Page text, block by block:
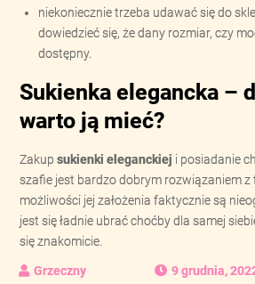
niekoniecznie trzeba udawać się do
dowiedzieć się, że dany rozmiar, czy
dostępny.
Sukienka elegancka –
warto ją mieć?
Zakupsukienki eleganckiej i posiadanie
szafie jest bardzo dobrym rozwiązaniem z
możliwości jej założenia faktycznie są
jest się ładnie ubrać choćby dla samej
się znakomicie.
9 grudnia,